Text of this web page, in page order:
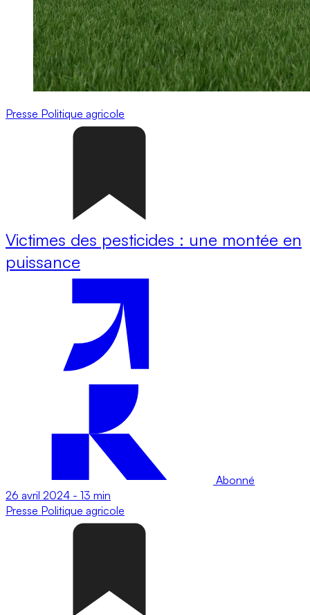
Presse Politique agricole
Victimes des pesticides : une montée en
puissance
Abonné
26 avril 2024 - 13 min
Presse Politique agricole